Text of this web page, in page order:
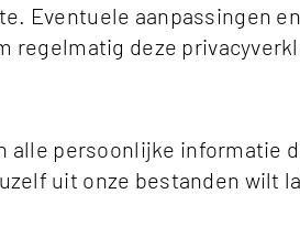
Eventuele aanpassingen
regelmatig deze
persoonlijke informatie
uit onze bestanden wilt